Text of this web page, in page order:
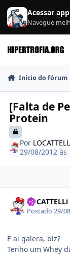
Ir para conteúdo
Acessar app
Navegue
Início do fórum
[Falta de
Protein
Por
29/08/2012
LOCATTELLi
Postado29/
E ai galera, blz?
Tenho um Whey